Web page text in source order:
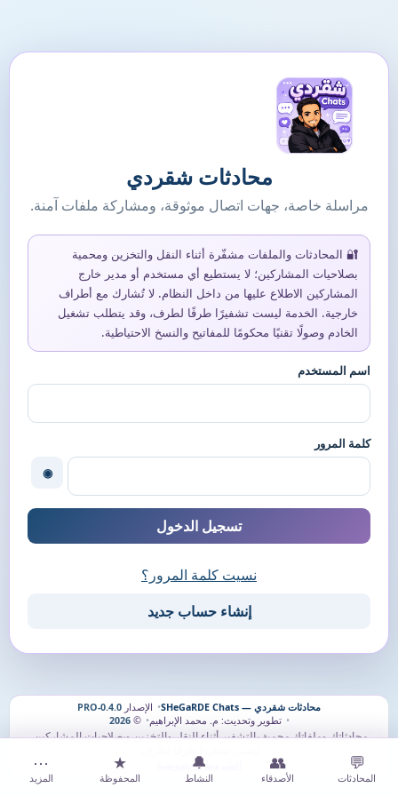
محادثات شقردي
مراسلة خاصة، جهات اتصال موثوقة، ومشاركة ملفات آمنة.
🔐 المحادثات والملفات مشفّرة أثناء النقل والتخزين ومحمية
بصلاحيات المشاركين؛ لا يستطيع أي مستخدم أو مدير خارج
المشاركين الاطلاع عليها من داخل النظام. لا تُشارك مع أطراف
خارجية. الخدمة ليست تشفيرًا طرفًا لطرف، وقد يتطلب تشغيل
الخادم وصولًا تقنيًا محكومًا للمفاتيح والنسخ الاحتياطية.
اسم المستخدم
كلمة المرور
◉
تسجيل الدخول
نسيت كلمة المرور؟
إنشاء حساب جديد
محادثات شقردي — SHeGaRDE Chats الإصدار 0.4.0-PRO
تطوير وتحديث: م. محمد الإبراهيم
©
2026
محادثاتك وملفاتك محمية بالتشفير أثناء النقل والتخزين وبصلاحيات المشاركين.
الشروط·الخصوصية 💬
المحادثات
👥
الأصدقاء
🔔
النشاط
★
المحفوظة
⋯
المزيد